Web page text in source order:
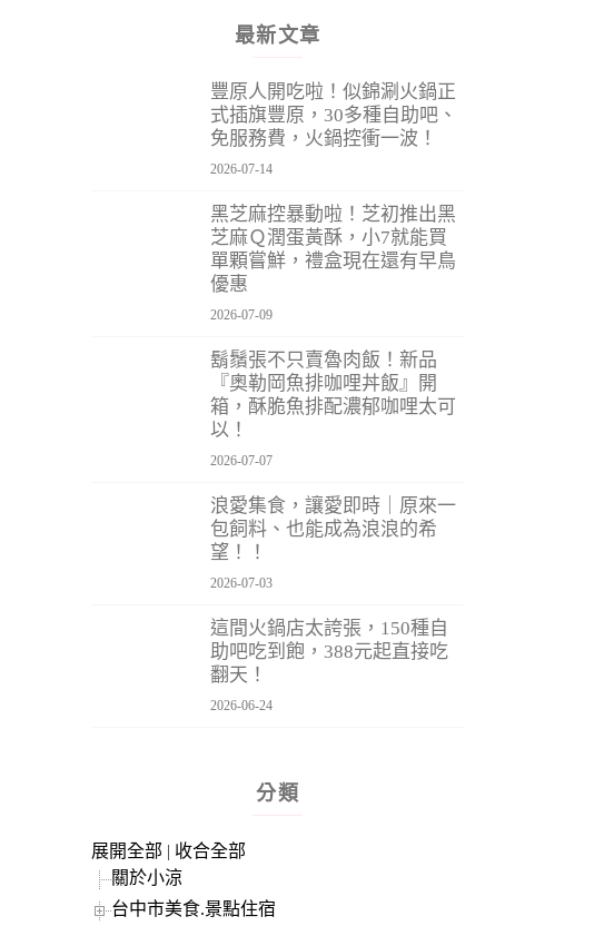
最新文章
豐原人開吃啦！似錦涮火鍋正
式插旗豐原，30多種自助吧、
免服務費，火鍋控衝一波！
2026-07-14
黑芝麻控暴動啦！芝初推出黑
芝麻Ｑ潤蛋黃酥，小7就能買
單顆嘗鮮，禮盒現在還有早鳥
優惠
2026-07-09
鬍鬚張不只賣魯肉飯！新品
『奧勒岡魚排咖哩丼飯』開
箱，酥脆魚排配濃郁咖哩太可
以！
2026-07-07
浪愛集食，讓愛即時｜原來一
包飼料、也能成為浪浪的希
望！！
2026-07-03
這間火鍋店太誇張，150種自
助吧吃到飽，388元起直接吃
翻天！
2026-06-24
分類
展開全部 | 收合全部
關於小涼
台中市美食.景點住宿